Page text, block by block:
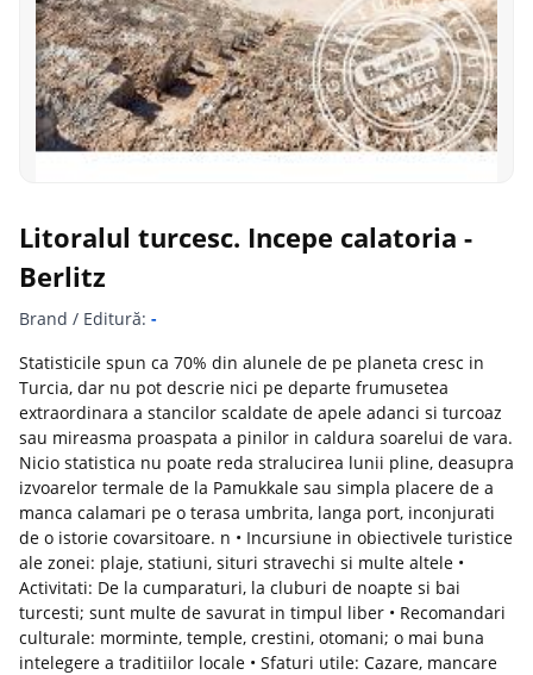
Litoralul turcesc. Incepe calatoria -
Berlitz
Brand / Editură: -
Statisticile spun ca 70% din alunele de pe planeta cresc in
Turcia, dar nu pot descrie nici pe departe frumusetea
extraordinara a stancilor scaldate de apele adanci si turcoaz
sau mireasma proaspata a pinilor in caldura soarelui de vara.
Nicio statistica nu poate reda stralucirea lunii pline, deasupra
izvoarelor termale de la Pamukkale sau simpla placere de a
manca calamari pe o terasa umbrita, langa port, inconjurati
de o istorie covarsitoare. n • Incursiune in obiectivele turistice
ale zonei: plaje, statiuni, situri stravechi si multe altele •
Activitati: De la cumparaturi, la cluburi de noapte si bai
turcesti; sunt multe de savurat in timpul liber • Recomandari
culturale: morminte, temple, crestini, otomani; o mai buna
intelegere a traditiilor locale • Sfaturi utile: Cazare, mancare